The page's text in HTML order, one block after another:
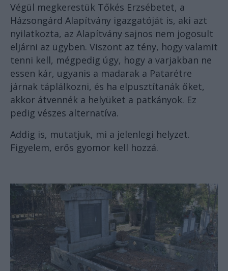
Végül megkerestük Tőkés Erzsébetet, a
Házsongárd Alapítvány igazgatóját is, aki azt
nyilatkozta, az Alapítvány sajnos nem jogosult
eljárni az ügyben. Viszont az tény, hogy valamit
tenni kell, mégpedig úgy, hogy a varjakban ne
essen kár, ugyanis a madarak a Patarétre
járnak táplálkozni, és ha elpusztítanák őket,
akkor átvennék a helyüket a patkányok. Ez
pedig vészes alternatíva.
Addig is, mutatjuk, mi a jelenlegi helyzet.
Figyelem, erős gyomor kell hozzá.